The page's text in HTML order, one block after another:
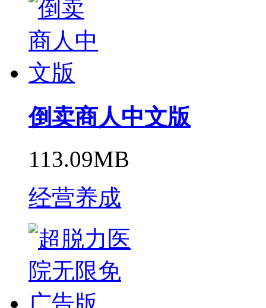
倒卖商人中文版
113.09MB
经营养成